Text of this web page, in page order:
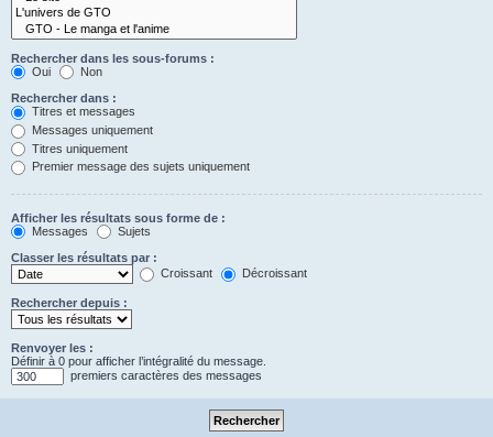
Rechercher dans les sous-forums :
Oui
Non
Rechercher dans :
Titres et messages
Messages uniquement
Titres uniquement
Premier message des sujets uniquement
Afficher les résultats sous forme de :
Messages
Sujets
Classer les résultats par :
Croissant
Décroissant
Rechercher depuis :
Renvoyer les :
Définir à 0 pour afficher l’intégralité du message.
premiers caractères des messages